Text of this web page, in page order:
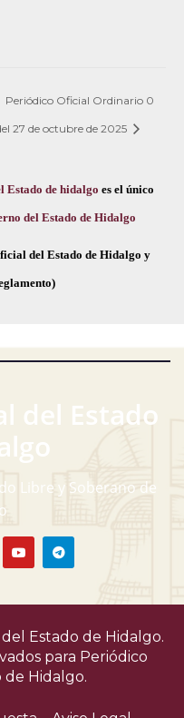
Periódico Oficial Ordinario 0
27 de octubre de 2025
Estado de hidalgo es el único
del Estado de Hidalgo
del Estado de Hidalgo y
del Estado
Libre y Soberano de
Estado de Hidalgo.
para Periódico
de Hidalgo.